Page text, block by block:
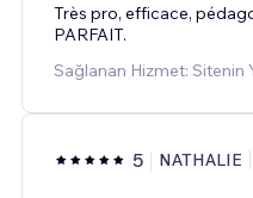
Très pro, efficace,
PARFAIT.
Sağlanan Hizmet: Sitenin
5 NATHALIE